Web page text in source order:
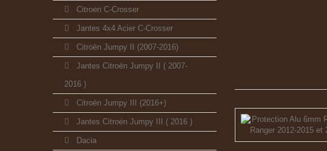
Citroen C-Crosser
Jantes 4x4 Acier C-Crosser
Citroën Jumpy II (2007-2016)
Jantes Citroën Jumpy II ( 2007-
2016 )
Citroën Jumpy III (2016+)
Jantes Citroën Jumpy III ( 2016 )
Dacia